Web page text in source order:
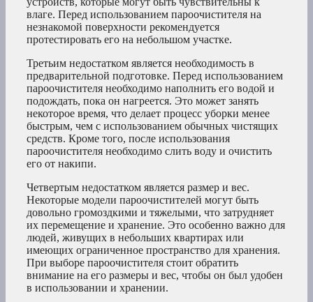
влаге. Перед использованием пароочистителя на
незнакомой поверхности рекомендуется
протестировать его на небольшом участке.
Третьим недостатком является необходимость в
предварительной подготовке. Перед использованием
пароочистителя необходимо наполнить его водой и
подождать, пока он нагреется. Это может занять
некоторое время, что делает процесс уборки менее
быстрым, чем с использованием обычных чистящих
средств. Кроме того, после использования
пароочистителя необходимо слить воду и очистить
его от накипи.
Четвертым недостатком является размер и вес.
Некоторые модели пароочистителей могут быть
довольно громоздкими и тяжелыми, что затрудняет
их перемещение и хранение. Это особенно важно для
людей, живущих в небольших квартирах или
имеющих ограниченное пространство для хранения.
При выборе пароочистителя стоит обратить
внимание на его размеры и вес, чтобы он был удобен
в использовании и хранении.